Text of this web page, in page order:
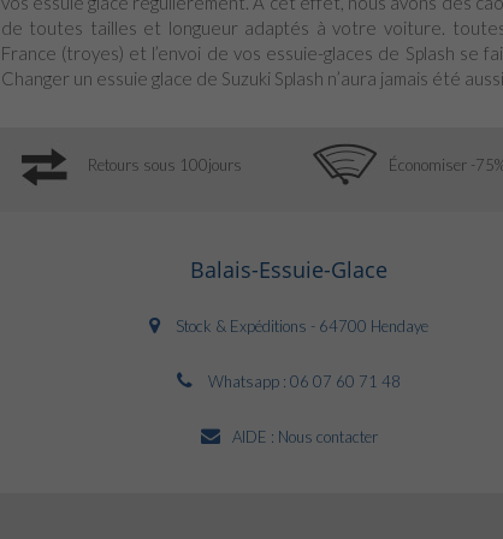
de toutes tailles et longueur adaptés à votre voiture.
France (troyes) et l’envoi de vos essuie-glaces de Splash se
Changer un essuie glace de Suzuki Splash n’aura jamais été
Retours sous 100jours Économiser -
Balais-Essuie-Glace
Stock & Expéditions - 64700 Hendaye
Whatsapp :06 07 60 71 48
AIDE : Nous contacter